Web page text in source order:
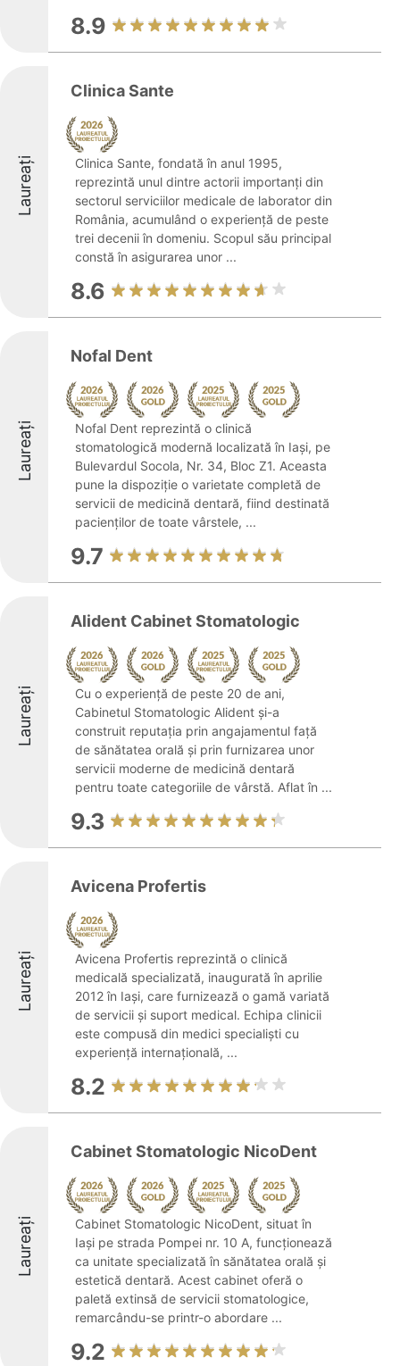
8.9
Laureați
Clinica Sante
Clinica Sante, fondată în anul 1995,
reprezintă unul dintre actorii importanți din
sectorul serviciilor medicale de laborator din
România, acumulând o experiență de peste
trei decenii în domeniu. Scopul său principal
constă în asigurarea unor ...
8.6
Laureați
Nofal Dent
Nofal Dent reprezintă o clinică
stomatologică modernă localizată în Iași, pe
Bulevardul Socola, Nr. 34, Bloc Z1. Aceasta
pune la dispoziție o varietate completă de
servicii de medicină dentară, fiind destinată
pacienților de toate vârstele, ...
9.7
Laureați
Alident Cabinet Stomatologic
Cu o experiență de peste 20 de ani,
Cabinetul Stomatologic Alident și-a
construit reputația prin angajamentul față
de sănătatea orală și prin furnizarea unor
servicii moderne de medicină dentară
pentru toate categoriile de vârstă. Aflat în ...
9.3
Laureați
Avicena Profertis
Avicena Profertis reprezintă o clinică
medicală specializată, inaugurată în aprilie
2012 în Iași, care furnizează o gamă variată
de servicii și suport medical. Echipa clinicii
este compusă din medici specialiști cu
experiență internațională, ...
8.2
Laureați
Cabinet Stomatologic NicoDent
Cabinet Stomatologic NicoDent, situat în
Iași pe strada Pompei nr. 10 A, funcționează
ca unitate specializată în sănătatea orală și
estetică dentară. Acest cabinet oferă o
paletă extinsă de servicii stomatologice,
remarcându-se printr-o abordare ...
9.2